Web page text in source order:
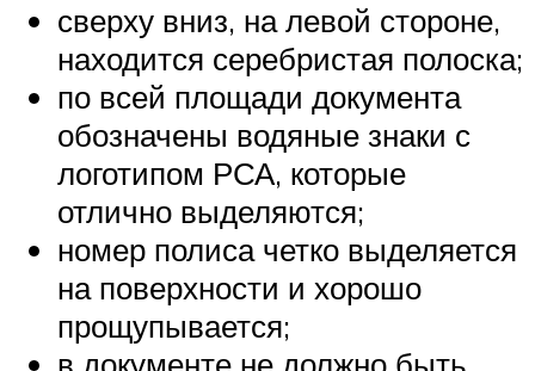
сверху вниз, на левой стороне,
находится серебристая полоска;
по всей площади документа
обозначены водяные знаки с
логотипом РСА, которые
отлично выделяются;
номер полиса четко выделяется
на поверхности и хорошо
прощупывается;